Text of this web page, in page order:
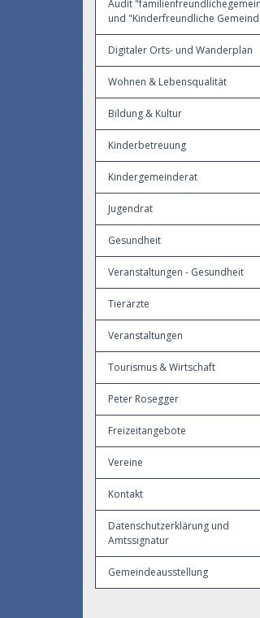
Audit
und "Kinderfreundliche
Digitaler Orts- und Wanderplan
Wohnen & Lebensqualität
Bildung & Kultur
Kinderbetreuung
Kindergemeinderat
Jugendrat
Gesundheit
Veranstaltungen - Gesundheit
Tierärzte
Veranstaltungen
Tourismus & Wirtschaft
Peter Rosegger
Freizeitangebote
Vereine
Kontakt
Datenschutzerklärung und
Amtssignatur
Gemeindeausstellung